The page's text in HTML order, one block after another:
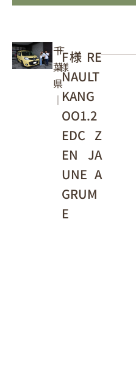
千
葉
県
｜
F
様
F様 RE
NAULT
KANG
OO1.2
EDC Z
EN JA
UNE A
GRUM
E